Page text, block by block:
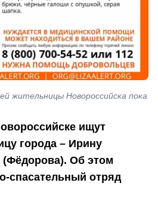
жительницы Новороссийска пока
ищут
города – Ирину
(Фёдорова). Об этом
спасательный отряд